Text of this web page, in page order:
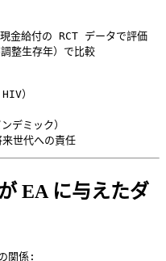
金給付の RCT データで評価
整生存年）で比較
）
デミック）
EA に与えたダ
関係: